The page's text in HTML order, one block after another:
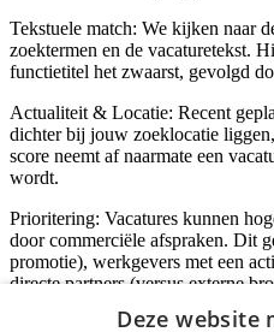
Tekstuele match: We kijken naar
zoektermen en de vacaturetekst.
functietitel het zwaarst, gevolgd
Actualiteit & Locatie: Recent
dichter bij jouw zoeklocatie
score neemt af naarmate een
wordt.
Prioritering: Vacatures kunnen
door commerciële afspraken. Dit
promotie), werkgevers met een
directe partners (versus externe
Deze website